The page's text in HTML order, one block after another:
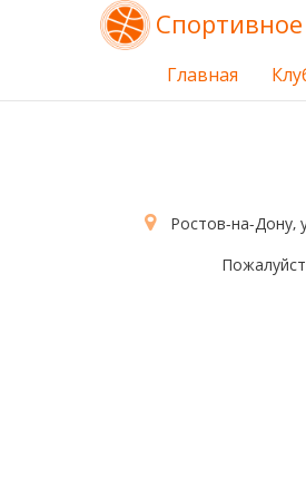
Главная
Ростов-на-Дону,